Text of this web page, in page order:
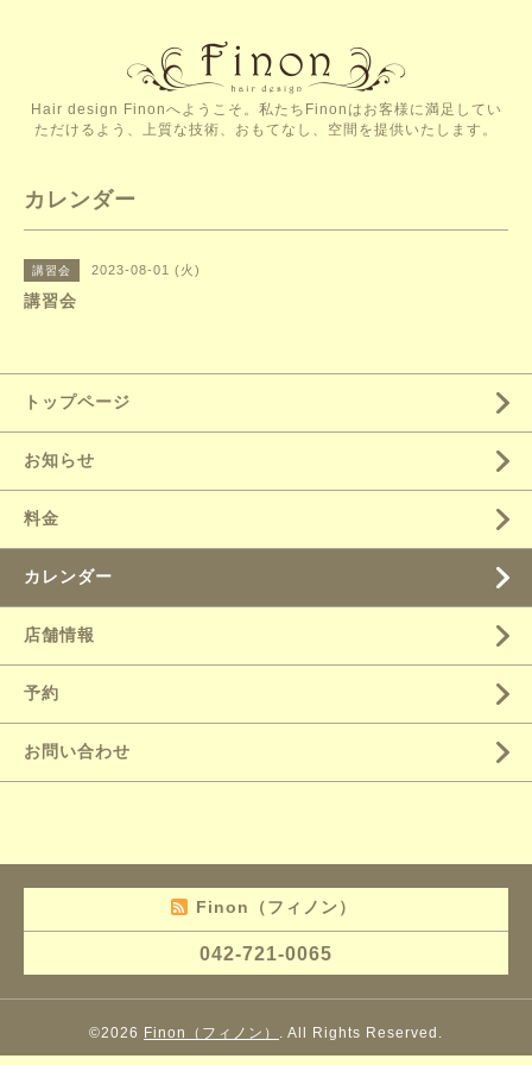
Hair design Finonへようこそ。私たちFinonはお客様に満足してい
ただけるよう、上質な技術、おもてなし、空間を提供いたします。
カレンダー
講習会 2023-08-01 (火)
講習会
トップページ
お知らせ
料金
カレンダー
店舗情報
予約
お問い合わせ
Finon（フィノン）
042-721-0065
©2026 Finon（フィノン） . All Rights Reserved.